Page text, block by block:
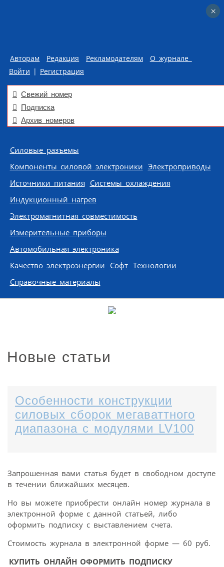
Авторам Редакция Рекламодателям
О журнале
Войти | Регистрация
Свежий номер
Подписка
Архив номеров
Skip to content
Силовые разъемы
Компоненты силовой электроники Электроприводы
Источники питания Системы охлаждения
Индукционный нагрев
Электромагнитная совместимость
Измерительные приборы
Автомобильная электроника
Качество электроэнергии Софт Технологии
Справочные материалы
Новые статьи
Особенности конструкции
силовых сборок мегаваттного
диапазона с модулями LV100
Запрошенная вами статья будет в свободном доступе
в течении ближайших месяцев.
Но вы можете приобрести онлайн номер журнала в
электронной форме с данной статьей, либо
оформить подписку с выставлением счета.
Стоимость журнала в электронной форме — 60 руб.
КУПИТЬ ОНЛАЙН ОФОРМИТЬ ПОДПИСКУ
×
×